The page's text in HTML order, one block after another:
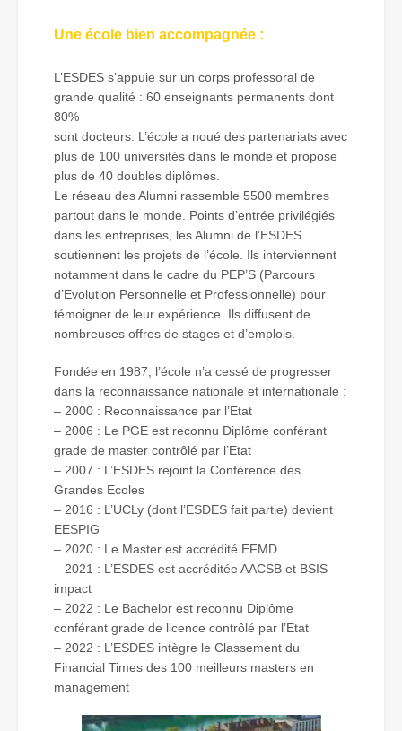
Une école bien accompagnée :
L’ESDES s’appuie sur un corps professoral de
grande qualité : 60 enseignants permanents dont
80%
sont docteurs. L’école a noué des partenariats avec
plus de 100 universités dans le monde et propose
plus de 40 doubles diplômes.
Le réseau des Alumni rassemble 5500 membres
partout dans le monde. Points d’entrée privilégiés
dans les entreprises, les Alumni de l’ESDES
soutiennent les projets de l’école. Ils interviennent
notamment dans le cadre du PEP’S (Parcours
d’Evolution Personnelle et Professionnelle) pour
témoigner de leur expérience. Ils diffusent de
nombreuses offres de stages et d’emplois.
Fondée en 1987, l’école n’a cessé de progresser
dans la reconnaissance nationale et internationale :
– 2000 : Reconnaissance par l’Etat
– 2006 : Le PGE est reconnu Diplôme conférant
grade de master contrôlé par l’Etat
– 2007 : L’ESDES rejoint la Conférence des
Grandes Ecoles
– 2016 : L’UCLy (dont l’ESDES fait partie) devient
EESPIG
– 2020 : Le Master est accrédité EFMD
– 2021 : L’ESDES est accréditée AACSB et BSIS
impact
– 2022 : Le Bachelor est reconnu Diplôme
conférant grade de licence contrôlé par l’Etat
– 2022 : L’ESDES intègre le Classement du
Financial Times des 100 meilleurs masters en
management